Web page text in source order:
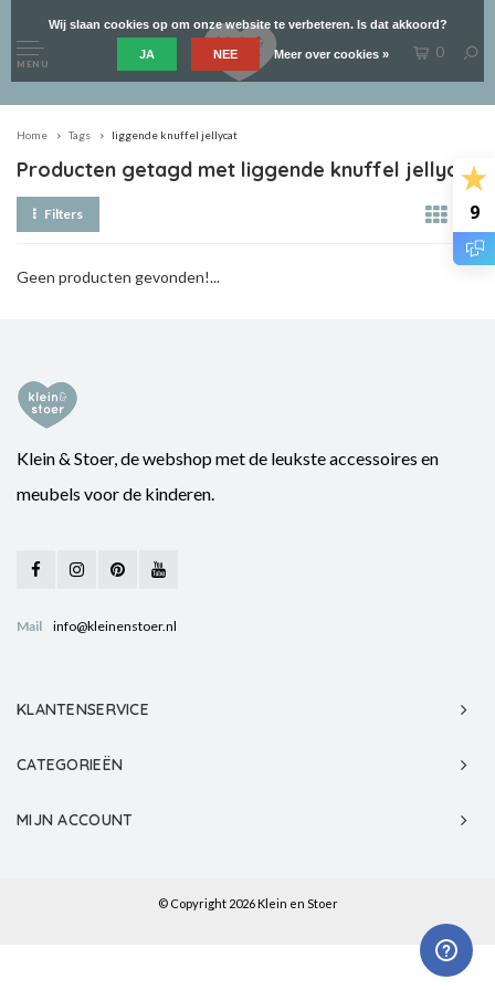
9
MENU
0
Home Tags liggende knuffel jellycat
Producten getagd met liggende knuffel jellycat
Filters
Geen producten gevonden!...
Klein & Stoer, de webshop met de leukste accessoires en
meubels voor de kinderen.
Mail info@kleinenstoer.nl
KLANTENSERVICE
CATEGORIEËN
MIJN ACCOUNT
© Copyright 2026 Klein en Stoer
Wij slaan cookies op om onze website te verbeteren. Is dat akkoord?
JA NEE Meer over cookies »